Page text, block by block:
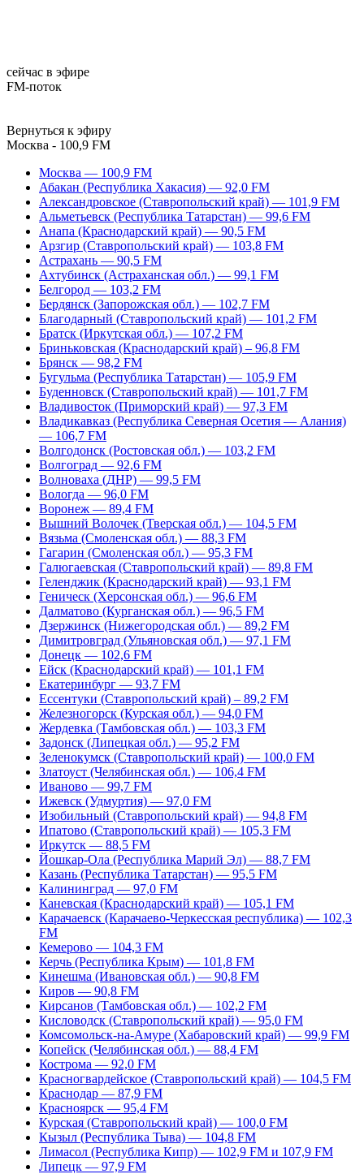
сейчас в эфире
FM-поток
Вернуться к эфиру
Москва - 100,9 FM
Москва — 100,9 FM
Абакан (Республика Хакасия) — 92,0 FM
Александровское (Ставропольский край) — 101,9 FM
Альметьевск (Республика Татарстан) — 99,6 FM
Анапа (Краснодарский край) — 90,5 FM
Арзгир (Ставропольский край) — 103,8 FM
Астрахань — 90,5 FM
Ахтубинск (Астраханская обл.) — 99,1 FM
Белгород — 103,2 FM
Бердянск (Запорожская обл.) — 102,7 FM
Благодарный (Ставропольский край) — 101,2 FM
Братск (Иркутская обл.) — 107,2 FM
Бриньковская (Краснодарский край) – 96,8 FM
Брянск — 98,2 FM
Бугульма (Республика Татарстан) — 105,9 FM
Буденновск (Ставропольский край) — 101,7 FM
Владивосток (Приморский край) — 97,3 FM
Владикавказ (Республика Северная Осетия — Алания)
— 106,7 FM
Волгодонск (Ростовская обл.) — 103,2 FM
Волгоград — 92,6 FM
Волноваха (ДНР) — 99,5 FM
Вологда — 96,0 FM
Воронеж — 89,4 FM
Вышний Волочек (Тверская обл.) — 104,5 FM
Вязьма (Смоленская обл.) — 88,3 FM
Гагарин (Смоленская обл.) — 95,3 FM
Галюгаевская (Ставропольский край) — 89,8 FM
Геленджик (Краснодарский край) — 93,1 FM
Геническ (Херсонская обл.) — 96,6 FM
Далматово (Курганская обл.) — 96,5 FM
Дзержинск (Нижегородская обл.) — 89,2 FM
Димитровград (Ульяновская обл.) — 97,1 FM
Донецк — 102,6 FM
Ейск (Краснодарский край) — 101,1 FM
Екатеринбург — 93,7 FM
Ессентуки (Ставропольский край) – 89,2 FM
Железногорск (Курская обл.) — 94,0 FM
Жердевка (Тамбовская обл.) — 103,3 FM
Задонск (Липецкая обл.) — 95,2 FM
Зеленокумск (Ставропольский край) — 100,0 FM
Златоуст (Челябинская обл.) — 106,4 FM
Иваново — 99,7 FM
Ижевск (Удмуртия) — 97,0 FM
Изобильный (Ставропольский край) — 94,8 FM
Ипатово (Ставропольский край) — 105,3 FM
Иркутск — 88,5 FM
Йошкар-Ола (Республика Марий Эл) — 88,7 FM
Казань (Республика Татарстан) — 95,5 FM
Калининград — 97,0 FM
Каневская (Краснодарский край) — 105,1 FM
Карачаевск (Карачаево-Черкесская республика) — 102,3
FM
Кемерово — 104,3 FM
Керчь (Республика Крым) — 101,8 FM
Кинешма (Ивановская обл.) — 90,8 FM
Киров — 90,8 FM
Кирсанов (Тамбовская обл.) — 102,2 FM
Кисловодск (Ставропольский край) — 95,0 FM
Комсомольск-на-Амуре (Хабаровский край) — 99,9 FM
Копейск (Челябинская обл.) — 88,4 FM
Кострома — 92,0 FM
Красногвардейское (Ставропольский край) — 104,5 FM
Краснодар — 87,9 FM
Красноярск — 95,4 FM
Курская (Ставропольский край) — 100,0 FM
Кызыл (Республика Тыва) — 104,8 FM
Лимасол (Республика Кипр) — 102,9 FM и 107,9 FM
Липецк — 97,9 FM